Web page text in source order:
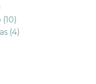
(10)
(4)